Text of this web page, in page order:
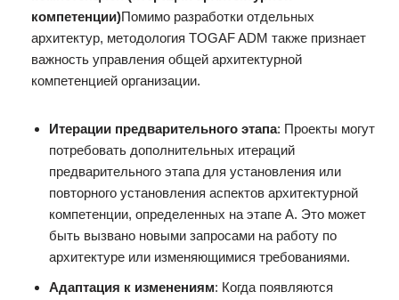
компетенции)Помимо разработки отдельных
архитектур, методология TOGAF ADM также признает
важность управления общей архитектурной
компетенцией организации.
Итерации предварительного этапа: Проекты могут
потребовать дополнительных итераций
предварительного этапа для установления или
повторного установления аспектов архитектурной
компетенции, определенных на этапе A. Это может
быть вызвано новыми запросами на работу по
архитектуре или изменяющимися требованиями.
Адаптация к изменениям: Когда появляются